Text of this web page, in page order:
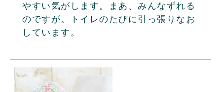
やすい気がします。まあ、みんなずれる
のですが。トイレのたびに引っ張りなお
しています。